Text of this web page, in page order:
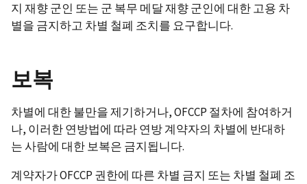
지 재향 군인 또는 군 복무 메달 재향 군인에 대한 고용 차
별을 금지하고 차별 철폐 조치를 요구합니다.
보복
차별에 대한 불만을 제기하거나, OFCCP 절차에 참여하거
나, 이러한 연방법에 따라 연방 계약자의 차별에 반대하
는 사람에 대한 보복은 금지됩니다.
계약자가 OFCCP 권한에 따른 차별 금지 또는 차별 철폐 조